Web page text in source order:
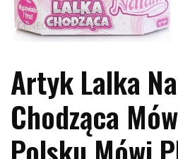
Artyk Lalka
Chodząca